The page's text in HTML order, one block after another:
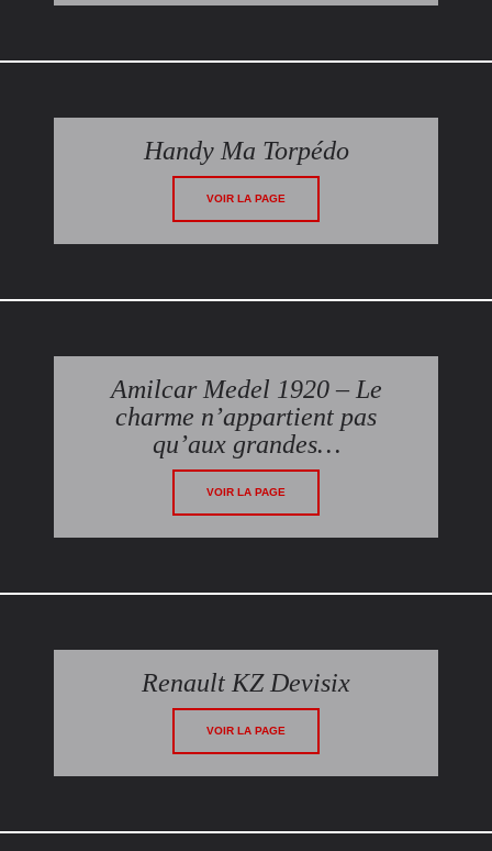
Handy Ma Torpédo
VOIR LA PAGE
Amilcar Medel 1920 – Le
charme n’appartient pas
qu’aux grandes…
VOIR LA PAGE
Renault KZ Devisix
VOIR LA PAGE